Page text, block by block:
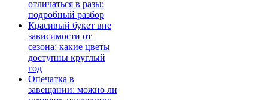
отличаться в разы:
подробный разбор
Красивый букет вне
зависимости от
сезона: какие цветы
доступны круглый
год
Опечатка в
завещании: можно ли